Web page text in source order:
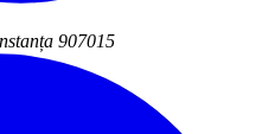
907015